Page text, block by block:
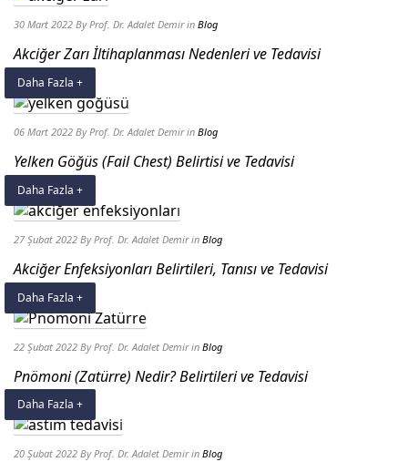
30 Mart 2022 By Prof. Dr. Adalet Demir in Blog
Akciğer Zarı İltihaplanması Nedenleri ve Tedavisi
Daha Fazla +
06 Mart 2022 By Prof. Dr. Adalet Demir in Blog
Yelken Göğüs (Fail Chest) Belirtisi ve Tedavisi
Daha Fazla +
27 Şubat 2022 By Prof. Dr. Adalet Demir in Blog
Akciğer Enfeksiyonları Belirtileri, Tanısı ve Tedavisi
Daha Fazla +
22 Şubat 2022 By Prof. Dr. Adalet Demir in Blog
Pnömoni (Zatürre) Nedir? Belirtileri ve Tedavisi
Daha Fazla +
20 Şubat 2022 By Prof. Dr. Adalet Demir in Blog